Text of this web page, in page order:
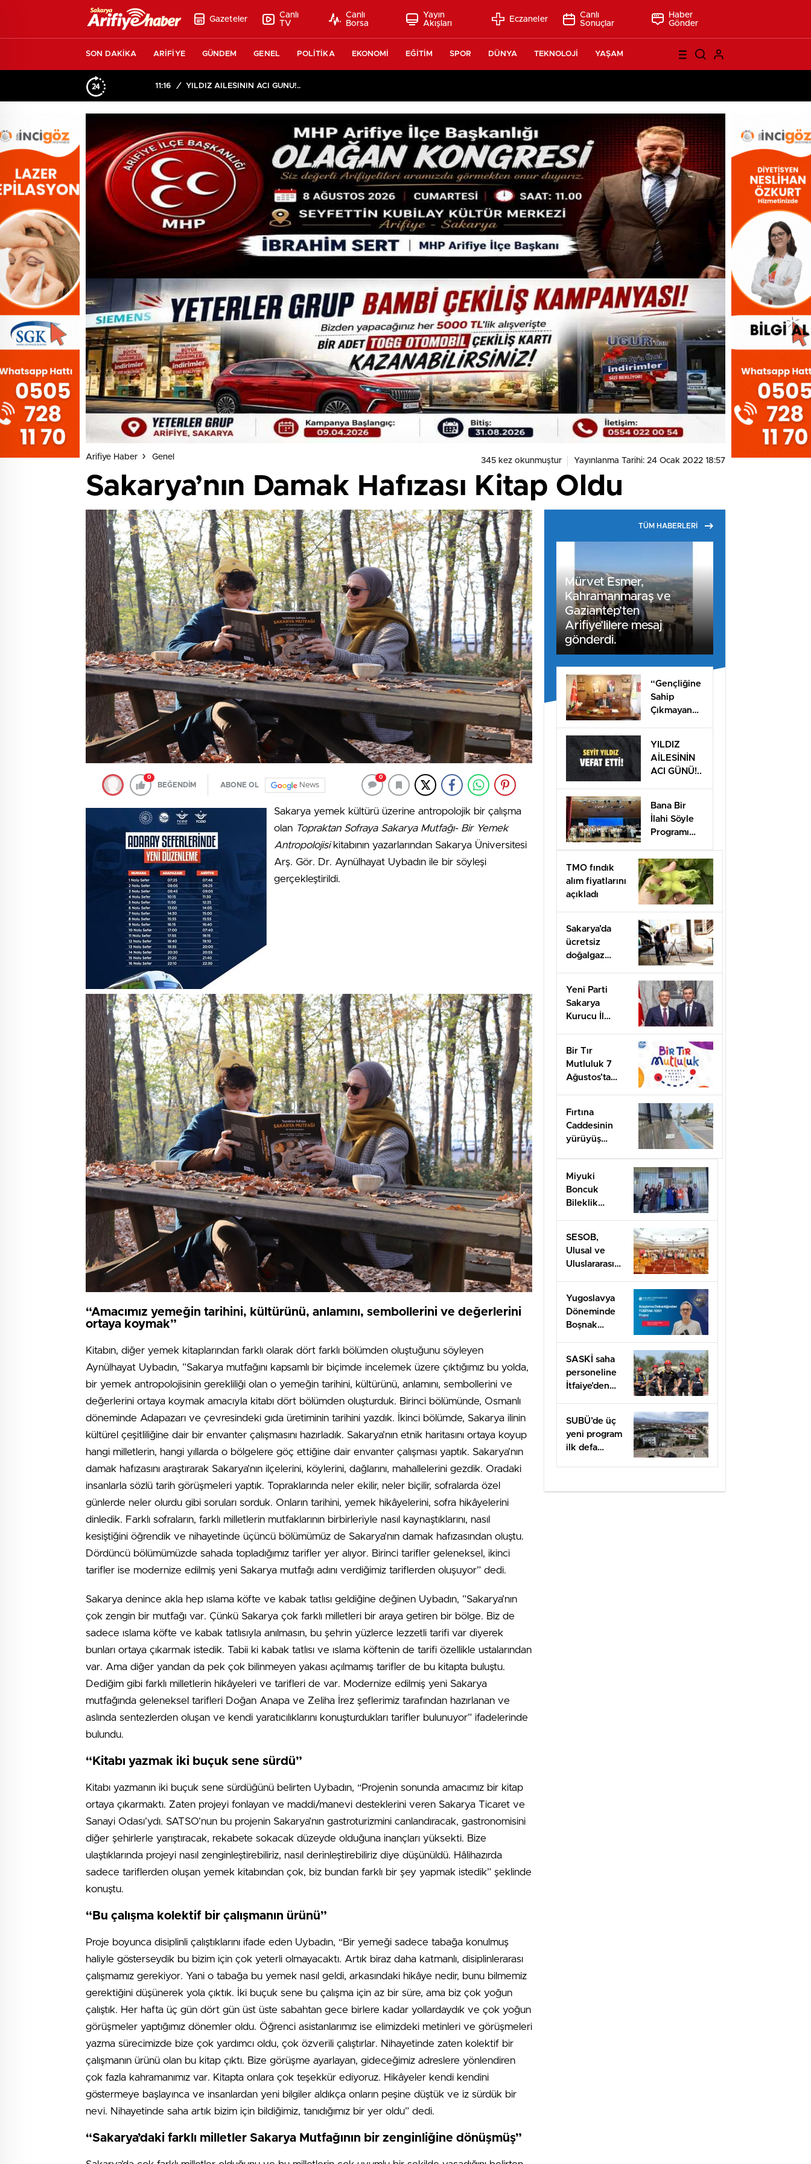
Gazeteler
Canlı
TV
Canlı
Borsa
Yayın
Akışları
Eczaneler
Canlı
Sonuçlar
Haber
Gönder
SON DAKİKA ARİFİYE GÜNDEM GENEL POLİTİKA EKONOMİ EĞİTİM SPOR DÜNYA TEKNOLOJİ YAŞAM
11:16 / YILDIZ AİLESİNİN ACI GÜNÜ!..
Arifiye Haber Genel 345 kez okunmuştur Yayınlanma Tarihi: 24 Ocak 2022 18:57
Sakarya’nın Damak Hafızası Kitap Oldu
0
BEĞENDİM ABONE OL News
0
Sakarya yemek kültürü üzerine antropolojik bir çalışma
olan Topraktan Sofraya Sakarya Mutfağı- Bir Yemek
Antropolojisikitabının yazarlarından Sakarya Üniversitesi
Arş. Gör. Dr. Aynülhayat Uybadın ile bir söyleşi
gerçekleştirildi.
“Amacımız yemeğin tarihini, kültürünü, anlamını, sembollerini ve değerlerini
ortaya koymak”
Kitabın, diğer yemek kitaplarından farklı olarak dört farklı bölümden oluştuğunu söyleyen
Aynülhayat Uybadın, ”Sakarya mutfağını kapsamlı bir biçimde incelemek üzere çıktığımız bu yolda,
bir yemek antropolojisinin gerekliliği olan o yemeğin tarihini, kültürünü, anlamını, sembollerini ve
değerlerini ortaya koymak amacıyla kitabı dört bölümden oluşturduk. Birinci bölümünde, Osmanlı
döneminde Adapazarı ve çevresindeki gıda üretiminin tarihini yazdık. İkinci bölümde, Sakarya ilinin
kültürel çeşitliliğine dair bir envanter çalışmasını hazırladık. Sakarya’nın etnik haritasını ortaya koyup
hangi milletlerin, hangi yıllarda o bölgelere göç ettiğine dair envanter çalışması yaptık. Sakarya’nın
damak hafızasını araştırarak Sakarya’nın ilçelerini, köylerini, dağlarını, mahallelerini gezdik. Oradaki
insanlarla sözlü tarih görüşmeleri yaptık. Topraklarında neler ekilir, neler biçilir, sofralarda özel
günlerde neler olurdu gibi soruları sorduk. Onların tarihini, yemek hikâyelerini, sofra hikâyelerini
dinledik. Farklı sofraların, farklı milletlerin mutfaklarının birbirleriyle nasıl kaynaştıklarını, nasıl
kesiştiğini öğrendik ve nihayetinde üçüncü bölümümüz de Sakarya’nın damak hafızasından oluştu.
Dördüncü bölümümüzde sahada topladığımız tarifler yer alıyor. Birinci tarifler geleneksel, ikinci
tarifler ise modernize edilmiş yeni Sakarya mutfağı adını verdiğimiz tariflerden oluşuyor” dedi.
Sakarya denince akla hep ıslama köfte ve kabak tatlısı geldiğine değinen Uybadın, ”Sakarya’nın
çok zengin bir mutfağı var. Çünkü Sakarya çok farklı milletleri bir araya getiren bir bölge. Biz de
sadece ıslama köfte ve kabak tatlısıyla anılmasın, bu şehrin yüzlerce lezzetli tarifi var diyerek
bunları ortaya çıkarmak istedik. Tabii ki kabak tatlısı ve ıslama köftenin de tarifi özellikle ustalarından
var. Ama diğer yandan da pek çok bilinmeyen yakası açılmamış tarifler de bu kitapta buluştu.
Dediğim gibi farklı milletlerin hikâyeleri ve tarifleri de var. Modernize edilmiş yeni Sakarya
mutfağında geleneksel tarifleri Doğan Anapa ve Zeliha İrez şeflerimiz tarafından hazırlanan ve
aslında sentezlerden oluşan ve kendi yaratıcılıklarını konuşturdukları tarifler bulunuyor” ifadelerinde
bulundu.
“Kitabı yazmak iki buçuk sene sürdü”
Kitabı yazmanın iki buçuk sene sürdüğünü belirten Uybadın, “Projenin sonunda amacımız bir kitap
ortaya çıkarmaktı. Zaten projeyi fonlayan ve maddi/manevi desteklerini veren Sakarya Ticaret ve
Sanayi Odası’ydı. SATSO’nun bu projenin Sakarya’nın gastroturizmini canlandıracak, gastronomisini
diğer şehirlerle yarıştıracak, rekabete sokacak düzeyde olduğuna inançları yüksekti. Bize
ulaştıklarında projeyi nasıl zenginleştirebiliriz, nasıl derinleştirebiliriz diye düşünüldü. Hâlihazırda
sadece tariflerden oluşan yemek kitabından çok, biz bundan farklı bir şey yapmak istedik” şeklinde
konuştu.
“Bu çalışma kolektif bir çalışmanın ürünü”
Proje boyunca disiplinli çalıştıklarını ifade eden Uybadın, “Bir yemeği sadece tabağa konulmuş
haliyle gösterseydik bu bizim için çok yeterli olmayacaktı. Artık biraz daha katmanlı, disiplinlerarası
çalışmamız gerekiyor. Yani o tabağa bu yemek nasıl geldi, arkasındaki hikâye nedir, bunu bilmemiz
gerektiğini düşünerek yola çıktık. İki buçuk sene bu çalışma için az bir süre, ama biz çok yoğun
çalıştık. Her hafta üç gün dört gün üst üste sabahtan gece birlere kadar yollardaydık ve çok yoğun
görüşmeler yaptığımız dönemler oldu. Öğrenci asistanlarımız ise elimizdeki metinleri ve görüşmeleri
yazma sürecimizde bize çok yardımcı oldu, çok özverili çalıştırlar. Nihayetinde zaten kolektif bir
çalışmanın ürünü olan bu kitap çıktı. Bize görüşme ayarlayan, gideceğimiz adreslere yönlendiren
çok fazla kahramanımız var. Kitapta onlara çok teşekkür ediyoruz. Hikâyeler kendi kendini
göstermeye başlayınca ve insanlardan yeni bilgiler aldıkça onların peşine düştük ve iz sürdük bir
nevi. Nihayetinde saha artık bizim için bildiğimiz, tanıdığımız bir yer oldu” dedi.
“Sakarya’daki farklı milletler Sakarya Mutfağının bir zenginliğine dönüşmüş”
TÜM HABERLERİ
Mürvet Esmer,
Kahramanmaraş ve
Gaziantep’ten
Arifiye’lilere mesaj
gönderdi.
“Gençliğine
Sahip
Çıkmayan
İnşa
Edemez”
YILDIZ
AİLESİNİN
ACI GÜNÜ!..
Bana Bir
İlahi Söyle
Programı
TMO fındık
alım fiyatlarını
açıkladı
Sakarya’da
ücretsiz
doğalgaz
başladı
Yeni Parti
Sakarya
Kurucu İl
Bir Tır
Mutluluk 7
Ağustos’ta
Fırtına
Caddesinin
yürüyüş
Miyuki
Boncuk
Bileklik
SESOB,
Ulusal ve
Uluslararası
Ağını
Güçlendiriyor
Yugoslavya
Döneminde
Boşnak
TÜBİTAK
1001 Desteği
SASKİ saha
personeline
İtfaiye’den
eğitimi
SUBÜ’de üç
yeni program
ilk defa